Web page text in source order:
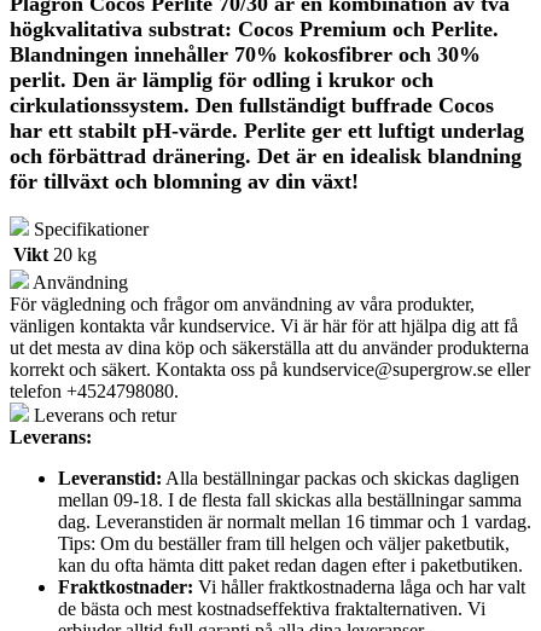
högkvalitativa substrat: Cocos Premium och Perlite.
Blandningen innehåller 70% kokosfibrer och 30%
perlit. Den är lämplig för odling i krukor och
cirkulationssystem. Den fullständigt buffrade Cocos
har ett stabilt pH-värde. Perlite ger ett luftigt underlag
och förbättrad dränering. Det är en idealisk blandning
för tillväxt och blomning av din växt!
Specifikationer
Vikt 20 kg
Användning
För vägledning och frågor om användning av våra produkter,
vänligen kontakta vår kundservice. Vi är här för att hjälpa dig att få
ut det mesta av dina köp och säkerställa att du använder produkterna
korrekt och säkert. Kontakta oss på kundservice@supergrow.se eller
telefon +4524798080.
Leverans och retur
Leverans:
Leveranstid: Alla beställningar packas och skickas dagligen
mellan 09-18. I de flesta fall skickas alla beställningar samma
dag. Leveranstiden är normalt mellan 16 timmar och 1 vardag.
Tips: Om du beställer fram till helgen och väljer paketbutik,
kan du ofta hämta ditt paket redan dagen efter i paketbutiken.
Fraktkostnader: Vi håller fraktkostnaderna låga och har valt
de bästa och mest kostnadseffektiva fraktalternativen. Vi